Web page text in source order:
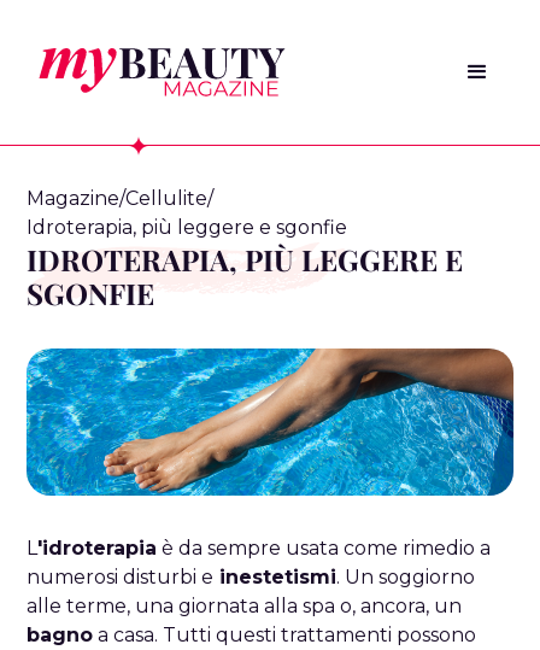
Magazine/Cellulite/
Idroterapia, più leggere e sgonfie
IDROTERAPIA, PIÙ LEGGERE E
SGONFIE
L 'idroterapia è da sempre usata come rimedio a
numerosi disturbi e inestetismi. Un soggiorno
alle terme, una giornata alla spa o, ancora, un
bagno a casa. Tutti questi trattamenti possono